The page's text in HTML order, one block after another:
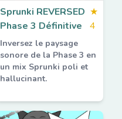
Sprunki REVERSED
Phase 3 Définitive
★
4
Inversez le paysage
sonore de la Phase 3 en
un mix Sprunki poli et
hallucinant.